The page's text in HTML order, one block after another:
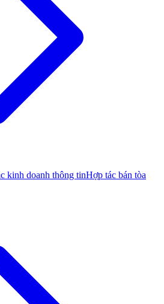
kinh doanh thông tinHợp tác bán tòa